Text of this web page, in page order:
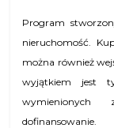
Program
nieruchomość.
można również
wyjątkiem jest
wymienionych
dofinansowanie.